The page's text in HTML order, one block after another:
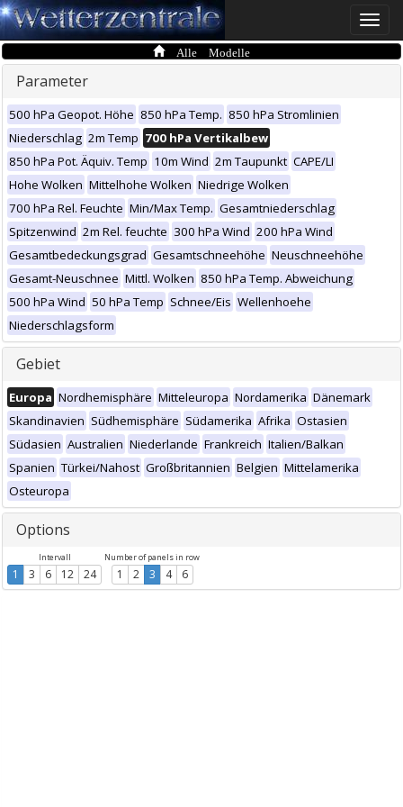
Toggle
Alle Modelle
Parameter
500 hPa Geopot. Höhe 850 hPa Temp. 850 hPa Stromlinien
Niederschlag 2m Temp 700 hPa Vertikalbew
850 hPa Pot. Äquiv. Temp 10m Wind 2m Taupunkt CAPE/LI
Hohe Wolken Mittelhohe Wolken Niedrige Wolken
700 hPa Rel. Feuchte Min/Max Temp. Gesamtniederschlag
Spitzenwind 2m Rel. feuchte 300 hPa Wind 200 hPa Wind
Gesamtbedeckungsgrad Gesamtschneehöhe Neuschneehöhe
Gesamt-Neuschnee Mittl. Wolken 850 hPa Temp. Abweichung
500 hPa Wind 50 hPa Temp Schnee/Eis Wellenhoehe
Niederschlagsform
Gebiet
Europa Nordhemisphäre Mitteleuropa Nordamerika Dänemark
Skandinavien Südhemisphäre Südamerika Afrika Ostasien
Südasien Australien Niederlande Frankreich Italien/Balkan
Spanien Türkei/Nahost Großbritannien Belgien Mittelamerika
Osteuropa
Options
Intervall
1 3 6 12 24
Number of panels in row
1 2 3 4 6